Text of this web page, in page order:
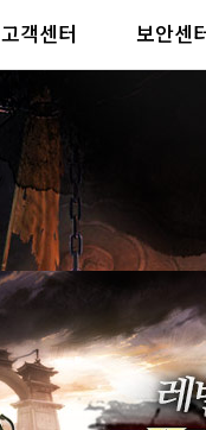
고객센터 보안센